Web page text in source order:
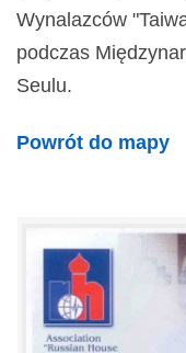
Wynalazców
podczas
Seulu.
Powrót do mapy